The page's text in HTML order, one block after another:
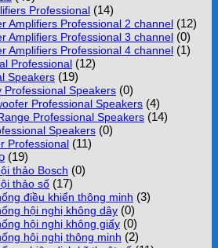
Professional (14)
Amplifiers Professional 2 channel (12)
Amplifiers Professional 3 channel (0)
Amplifiers Professional 4 channel (1)
Professional (12)
Speakers (19)
Professional Speakers (0)
Professional Speakers (4)
Professional Speakers (14)
Speakers (0)
Professional (11)
(19)
thảo Bosch (0)
thảo số (17)
điều khiển thông minh (3)
hội nghị không dây (0)
hội nghị không giấy (0)
hội nghị thông minh (2)